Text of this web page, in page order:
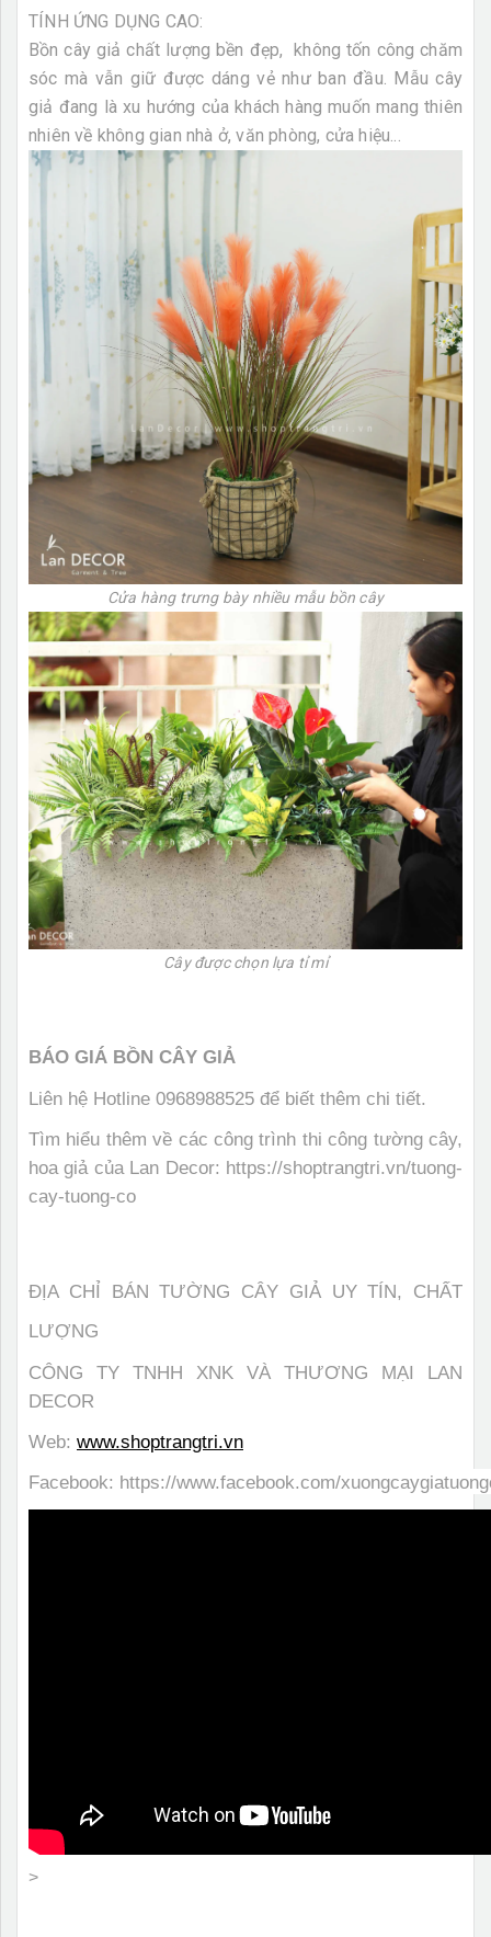
TÍNH ỨNG DỤNG CAO:
Bồn cây giả chất lượng bền đẹp, không tốn công chăm
sóc mà vẫn giữ được dáng vẻ như ban đầu. Mẫu cây
giả đang là xu hướng của khách hàng muốn mang thiên
nhiên về không gian nhà ở, văn phòng, cửa hiệu...
Cửa hàng trưng bày nhiều mẫu bồn cây
Cây được chọn lựa tỉ mỉ
BÁO GIÁ BỒN CÂY GIẢ
Liên hệ Hotline 0968988525 để biết thêm chi tiết.
Tìm hiểu thêm về các công trình thi công tường cây,
hoa giả của Lan Decor: https://shoptrangtri.vn/tuong-
cay-tuong-co
ĐỊA CHỈ BÁN TƯỜNG CÂY GIẢ UY TÍN, CHẤT
LƯỢNG
CÔNG TY TNHH XNK VÀ THƯƠNG MẠI LAN
DECOR
Web: www.shoptrangtri.vn
Facebook: https://www.facebook.com/
>